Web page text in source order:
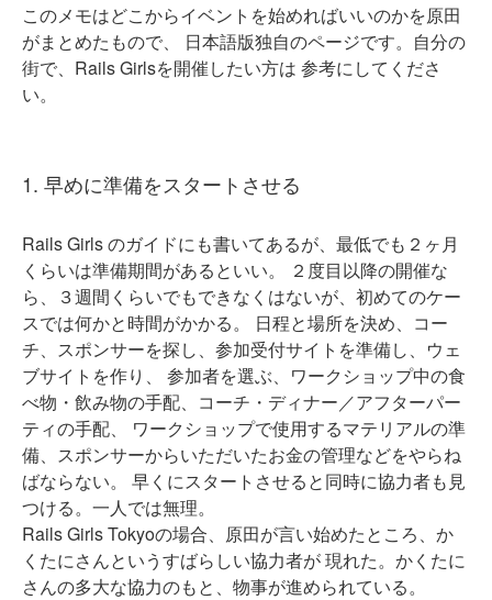
このメモはどこからイベントを始めればいいのかを原田
がまとめたもので、 日本語版独自のページです。自分の
街で、Rails Girlsを開催したい方は 参考にしてくださ
い。
1. 早めに準備をスタートさせる
Rails Girls のガイドにも書いてあるが、最低でも２ヶ月
くらいは準備期間があるといい。 ２度目以降の開催な
ら、３週間くらいでもできなくはないが、初めてのケー
スでは何かと時間がかかる。 日程と場所を決め、コー
チ、スポンサーを探し、参加受付サイトを準備し、ウェ
ブサイトを作り、 参加者を選ぶ、ワークショップ中の食
べ物・飲み物の手配、コーチ・ディナー／アフターパー
ティの手配、 ワークショップで使用するマテリアルの準
備、スポンサーからいただいたお金の管理などをやらね
ばならない。 早くにスタートさせると同時に協力者も見
つける。一人では無理。
Rails Girls Tokyoの場合、原田が言い始めたところ、か
くたにさんというすばらしい協力者が 現れた。かくたに
さんの多大な協力のもと、物事が進められている。